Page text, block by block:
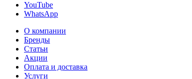
YouTube
WhatsApp
О компании
Бренды
Статьи
Акции
Оплата и доставка
Услуги